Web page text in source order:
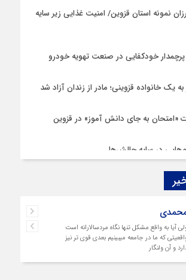
نمونه استان قزوین/ امنیت غذایی زیر سایه
پرچمدار خودکفایی در صنعت تهویه خودرو
یک خانواده قزوینی؛ مادر از زندان آزاد شد
«امتحان به جای دانش‌ آموز» در قزوین
گرانی مسکن
قزوین قربانی بند «اغتشاش»
آیا به واقع مشکل تنها نگاه مردسالارانه است
که ما در جامعه میبینیم بعدی قوی تر نیز
و آن ولنگار